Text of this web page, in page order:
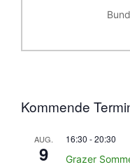
Kommende
AUG.
9
16:30 -20:30
Grazer